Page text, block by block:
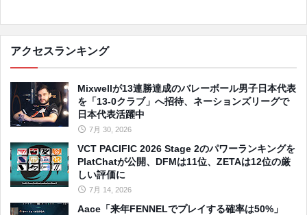
アクセスランキング
Mixwellが13連勝達成のバレーボール男子日本代表
を「13-0クラブ」へ招待、ネーションズリーグで
日本代表活躍中
7月 30, 2026
VCT PACIFIC 2026 Stage 2のパワーランキングを
PlatChatが公開、DFMは11位、ZETAは12位の厳
しい評価に
7月 14, 2026
Aace「来年FENNELでプレイする確率は50%」